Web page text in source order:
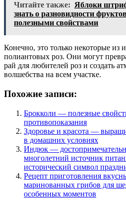
Читайте также: Яблоки
знать о разновидности
полезными свойствами
Конечно, это только некоторые из
полиантовых роз. Они могут
рай для любителей роз и создать
волшебства на всем участке.
Похожие записи:
Брокколи — полезные
противопоказания
Здоровье и красота —
в домашних условиях
Индюк —
многолетний источник
исторический символ
Рецепт приготовления
маринованных грибов для
особенных моментов